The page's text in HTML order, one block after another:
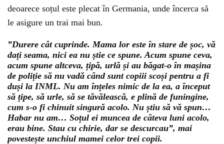
deoarece soțul este plecat în Germania, unde încerca să
le asigure un trai mai bun.
”Durere cât cuprinde. Mama lor este în stare de șoc, vă
dați seama, nici ea nu știe ce spune. Acum spune ceva,
acum spune altceva, țipă, urlă și au băgat-o în mașina
de poliție să nu vadă când sunt copiii scoși pentru a fi
duși la INML. Nu am înțeles nimic de la ea, a început
să țipe, să urle, să se tăvălească, e plină de funingine,
cum s-o fi chinuit singură acolo. Nu știu să vă spun…
Habar nu am… Soțul ei muncea de câteva luni acolo,
erau bine. Stau cu chirie, dar se descurcau”, mai
povestește unchiul mamei celor trei copii.